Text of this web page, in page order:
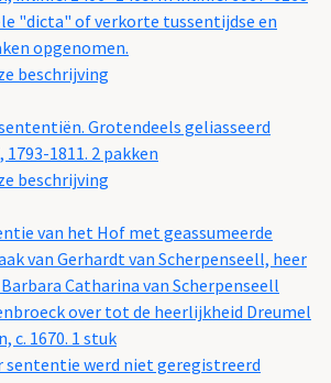
"dicta" of verkorte tussentijdse en
opgenomen.
beschrijving
Grotendeels geliasseerd
1811. 2 pakken
beschrijving
van het Hof met geassumeerde
van Gerhardt van Scherpenseell, heer
Catharina van Scherpenseell
over tot de heerlijkheid Dreumel
c. 1670. 1 stuk
sententie werd niet geregistreerd